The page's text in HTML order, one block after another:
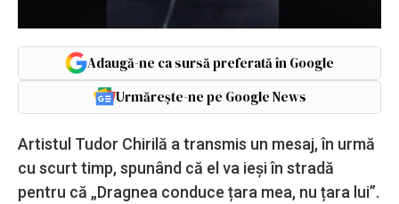
Adaugă-ne ca sursă preferată în Google
Urmărește-ne pe Google News
Artistul Tudor Chirilă a transmis un mesaj, în urmă
cu scurt timp, spunând că el va ieși în stradă
pentru că „Dragnea conduce țara mea, nu țara lui”.